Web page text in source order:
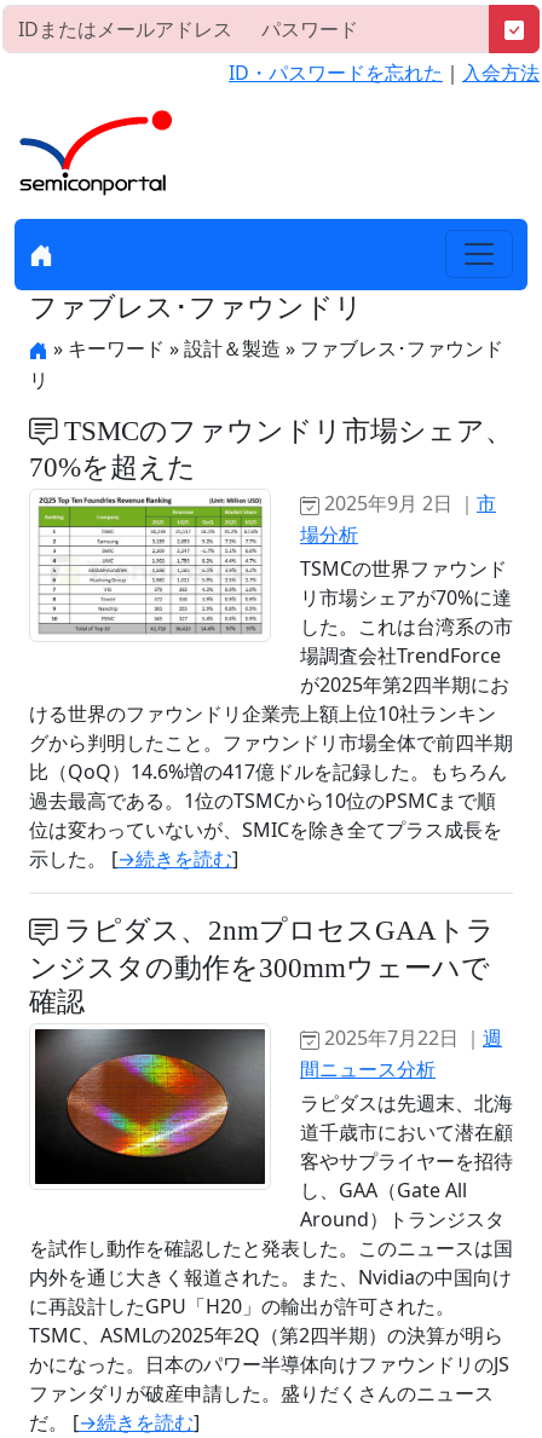
ID・パスワードを忘れた ｜ 入会方法
ファブレス･ファウンドリ
» キーワード » 設計＆製造 » ファブレス･ファウンド
リ
TSMCのファウンドリ市場シェア、
70%を超えた
2025年9月 2日 ｜ 市
場分析
TSMCの世界ファウンド
リ市場シェアが70%に達
した。これは台湾系の市
場調査会社TrendForce
が2025年第2四半期にお
ける世界のファウンドリ企業売上額上位10社ランキン
グから判明したこと。ファウンドリ市場全体で前四半期
比（QoQ）14.6%増の417億ドルを記録した。もちろん
過去最高である。1位のTSMCから10位のPSMCまで順
位は変わっていないが、SMICを除き全てプラス成長を
示した。 [→続きを読む]
ラピダス、2nmプロセスGAAトラ
ンジスタの動作を300mmウェーハで
確認
2025年7月22日 ｜ 週
間ニュース分析
ラピダスは先週末、北海
道千歳市において潜在顧
客やサプライヤーを招待
し、GAA（Gate All
Around）トランジスタ
を試作し動作を確認したと発表した。このニュースは国
内外を通じ大きく報道された。また、Nvidiaの中国向け
に再設計したGPU「H20」の輸出が許可された。
TSMC、ASMLの2025年2Q（第2四半期）の決算が明ら
かになった。日本のパワー半導体向けファウンドリのJS
ファンダリが破産申請した。盛りだくさんのニュース
だ。 [→続きを読む]